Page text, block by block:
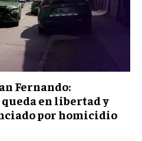
Fernando:
en libertad y
por homicidio